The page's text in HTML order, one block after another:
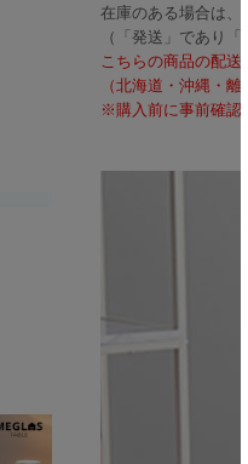
在庫のある場合は、
（「発送」であり
こちらの商品の配送
（北海道・沖縄・
※購入前に事前確認